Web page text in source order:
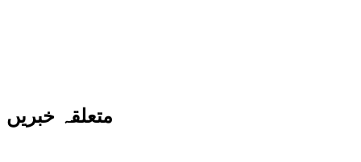
متعلقہ خبریں